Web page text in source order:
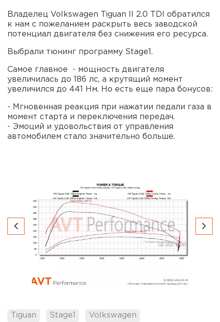
Владелец Volkswagen Tiguan II 2.0 TDI обратился
к нам с пожеланием раскрыть весь заводской
потенциал двигателя без снижения его ресурса.
Выбрали тюнинг программу Stage1.
Самое главное - мощность двигателя
увеличилась до 186 лс, а крутящий момент
увеличился до 441 Нм. Но есть еще пара бонусов:
- Мгновенная реакция при нажатии педали газа в
момент старта и переключения передач.
- Эмоций и удовольствия от управления
автомобилем стало значительно больше.
Tiguan Stage1 Volkswagen